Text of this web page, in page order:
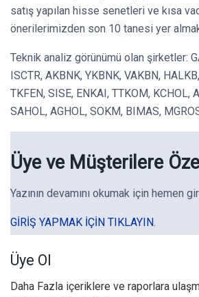
satış yapılan hisse senetleri ve kısa
önerilerimizden son 10 tanesi yer
Teknik analiz görünümü olan şirketler:
ISCTR, AKBNK, YKBNK, VAKBN,
TKFEN, SISE, ENKAI, TTKOM, KCHOL,
SAHOL, AGHOL, SOKM, BIMAS,
Üye ve Müşterilere
Yazının devamını okumak için hemen
GIRIŞ YAPMAK IÇIN TIKLAYIN.
Üye Ol
Daha Fazla içeriklere ve raporlara